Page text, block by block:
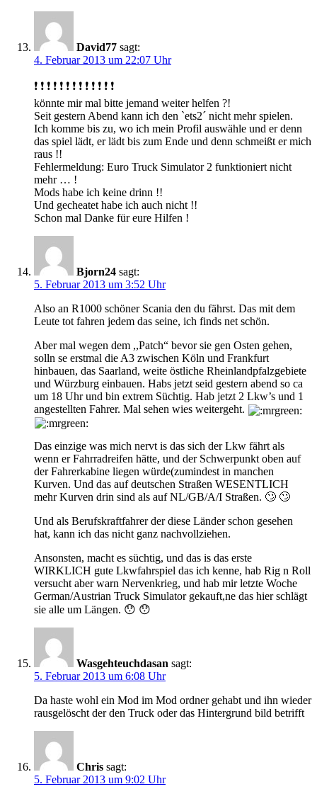
David77 sagt:
4. Februar 2013 um 22:07 Uhr
❗ ❗ ❗ ❗ ❗ ❗ ❗ ❗ ❗ ❗ ❗ ❗ ❗
könnte mir mal bitte jemand weiter helfen ?!
Seit gestern Abend kann ich den `ets2´ nicht mehr spielen.
Ich komme bis zu, wo ich mein Profil auswähle und er denn
das spiel lädt, er lädt bis zum Ende und denn schmeißt er mich
raus !!
Fehlermeldung: Euro Truck Simulator 2 funktioniert nicht
mehr … !
Mods habe ich keine drinn !!
Und gecheatet habe ich auch nicht !!
Schon mal Danke für eure Hilfen !
Bjorn24 sagt:
5. Februar 2013 um 3:52 Uhr
Also an R1000 schöner Scania den du fährst. Das mit dem
Leute tot fahren jedem das seine, ich finds net schön.
Aber mal wegen dem ,,Patch“ bevor sie gen Osten gehen,
solln se erstmal die A3 zwischen Köln und Frankfurt
hinbauen, das Saarland, weite östliche Rheinlandpfalzgebiete
und Würzburg einbauen. Habs jetzt seid gestern abend so ca
um 18 Uhr und bin extrem Süchtig. Hab jetzt 2 Lkw’s und 1
angestellten Fahrer. Mal sehen wies weitergeht.
Das einzige was mich nervt is das sich der Lkw fährt als
wenn er Fahrradreifen hätte, und der Schwerpunkt oben auf
der Fahrerkabine liegen würde(zumindest in manchen
Kurven. Und das auf deutschen Straßen WESENTLICH
mehr Kurven drin sind als auf NL/GB/A/I Straßen. 🙄 🙄
Und als Berufskraftfahrer der diese Länder schon gesehen
hat, kann ich das nicht ganz nachvollziehen.
Ansonsten, macht es süchtig, und das is das erste
WIRKLICH gute Lkwfahrspiel das ich kenne, hab Rig n Roll
versucht aber warn Nervenkrieg, und hab mir letzte Woche
German/Austrian Truck Simulator gekauft,ne das hier schlägt
sie alle um Längen. 😯 😯
Wasgehteuchdasan sagt:
5. Februar 2013 um 6:08 Uhr
Da haste wohl ein Mod im Mod ordner gehabt und ihn wieder
rausgelöscht der den Truck oder das Hintergrund bild betrifft
Chris sagt:
5. Februar 2013 um 9:02 Uhr